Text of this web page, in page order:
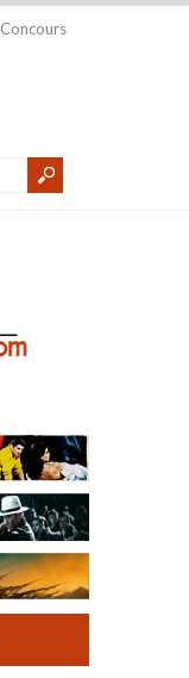
Concours